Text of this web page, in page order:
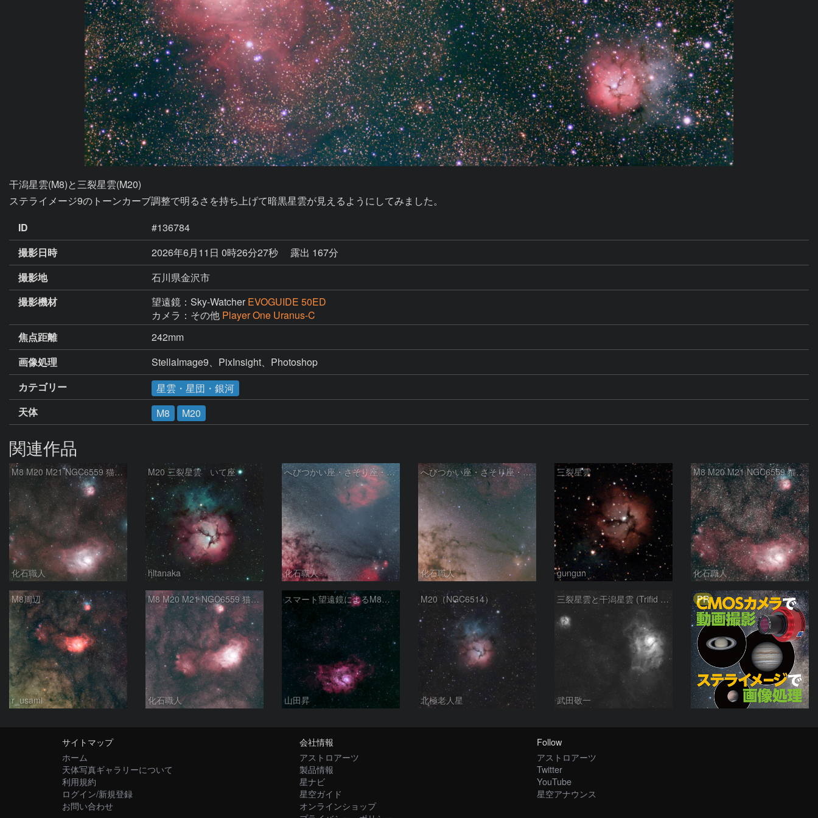
干潟星雲(M8)と三裂星雲(M20)
ステライメージ9のトーンカーブ調整で明るさを持ち上げて暗黒星雲が見えるようにしてみました。
ID
#136784
撮影日時
2026年6月11日 0時26分27秒
露出 167分
撮影地
石川県金沢市
撮影機材
望遠鏡：Sky-Watcher EVOGUIDE 50ED
カメラ：その他 Player One Uranus-C
焦点距離
242mm
画像処理
StellaImage9、PixInsight、Photoshop
カテゴリー
星雲・星団・銀河
天体
M8 M20
関連作品
M8 M20 M21 NGC6559 猫の手星雲 いて座
化石職人
M20 三裂星雲 いて座
hltanaka
へびつかい座・さそり座・いて座と天の川
化石職人
へびつかい座・さそり座・いて座と天の川
化石職人
三裂星雲
gungun
M8 M20 M21 NGC6559 猫の手星雲 いて座
化石職人
M8周辺
r_usami
M8 M20 M21 NGC6559 猫の手星雲 いて座
化石職人
スマート望遠鏡によるM8とM20
山田昇
M20（NGC6514）
北極老人星
三裂星雲と干潟星雲 (Trifid & Lagoon Nebulas)
武田敬一
PR
サイトマップ
ホーム
天体写真ギャラリーについて
利用規約
ログイン/新規登録
お問い合わせ
会社情報
アストロアーツ
製品情報
星ナビ
星空ガイド
オンラインショップ
Follow
アストロアーツ
Twitter
YouTube
星空アナウンス